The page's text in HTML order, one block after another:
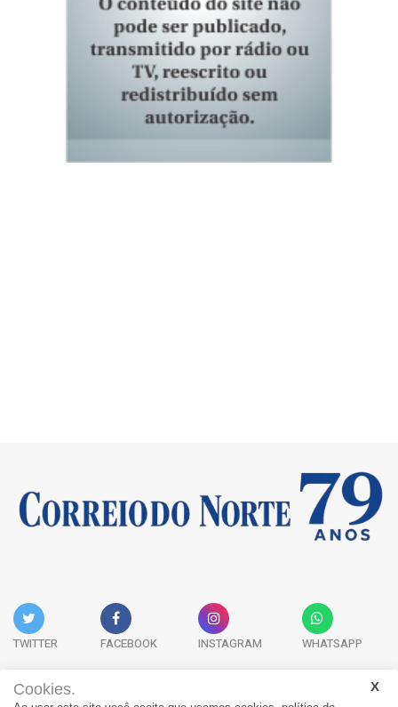
TWITTER FACEBOOK INSTAGRAM WHATSAPP
Cookies.